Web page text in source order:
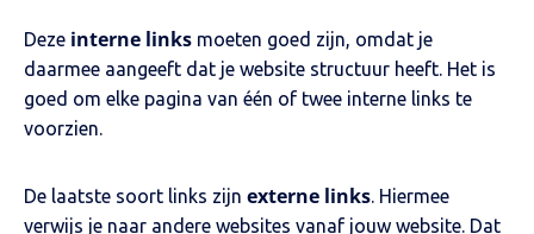
Deze interne links moeten goed zijn, omdat je
daarmee aangeeft dat je website structuur heeft. Het is
goed om elke pagina van één of twee interne links te
voorzien.
De laatste soort links zijn externe links. Hiermee
verwijs je naar andere websites vanaf jouw website. Dat